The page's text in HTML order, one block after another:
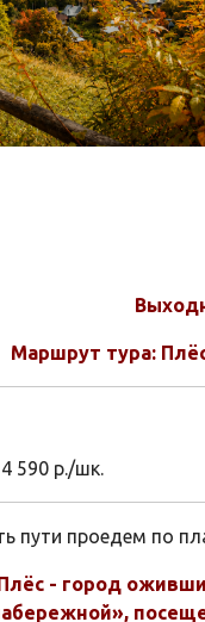
Маршрут тура:
590 р./шк.
пути проедем по
- город